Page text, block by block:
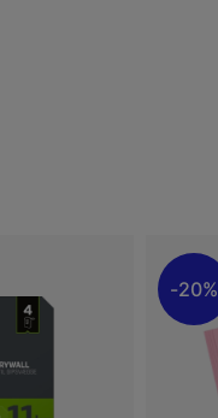
20%